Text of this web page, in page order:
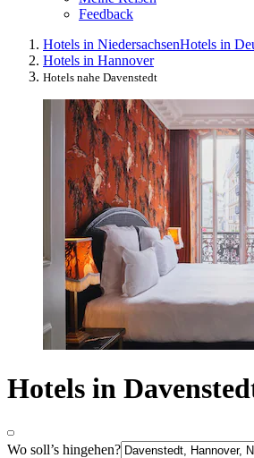
Feedback
Hotels in NiedersachsenHotels in
Hotels in Hannover
Hotels nahe Davenstedt
Hotels in
Wo soll’s hingehen?